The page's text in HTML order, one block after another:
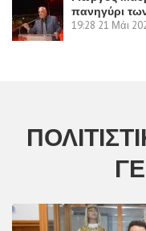
πανηγύρι
19:28 21 Μάι